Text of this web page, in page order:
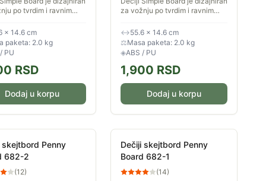
po tvrdim i ravnim
Ceniće ga ne
u vožnji...
× 14.6 cm
paketa: 2.0 kg
PU
RSD
Dodaj u korpu
za vožnju po tvrdim i ravnim
raznih trikova. Ceniće ga ne
samo početnici u vožnji...
↔55.6 × 14.6 cm
⚖Masa paketa: 2.0 kg
◈ABS / PU
1,900 RSD
Dodaj u korpu
skejtbord Penny
682-2
(12)
Dečiji skejtbord Penny
Board 682-1
(14)